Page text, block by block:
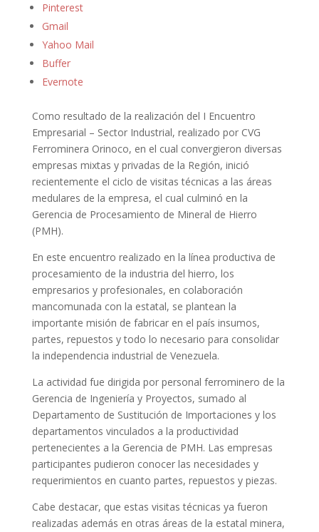
Pinterest
Gmail
Yahoo Mail
Buffer
Evernote
Como resultado de la realización del I Encuentro
Empresarial – Sector Industrial, realizado por CVG
Ferrominera Orinoco, en el cual convergieron diversas
empresas mixtas y privadas de la Región, inició
recientemente el ciclo de visitas técnicas a las áreas
medulares de la empresa, el cual culminó en la
Gerencia de Procesamiento de Mineral de Hierro
(PMH).
En este encuentro realizado en la línea productiva de
procesamiento de la industria del hierro, los
empresarios y profesionales, en colaboración
mancomunada con la estatal, se plantean la
importante misión de fabricar en el país insumos,
partes, repuestos y todo lo necesario para consolidar
la independencia industrial de Venezuela.
La actividad fue dirigida por personal ferrominero de la
Gerencia de Ingeniería y Proyectos, sumado al
Departamento de Sustitución de Importaciones y los
departamentos vinculados a la productividad
pertenecientes a la Gerencia de PMH. Las empresas
participantes pudieron conocer las necesidades y
requerimientos en cuanto partes, repuestos y piezas.
Cabe destacar, que estas visitas técnicas ya fueron
realizadas además en otras áreas de la estatal minera,